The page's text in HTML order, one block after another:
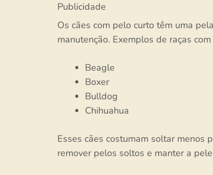
Publicidade
Os cães com pelo curto têm uma
manutenção. Exemplos de raças
Beagle
Boxer
Bulldog
Chihuahua
Esses cães costumam soltar menos
remover pelos soltos e manter a